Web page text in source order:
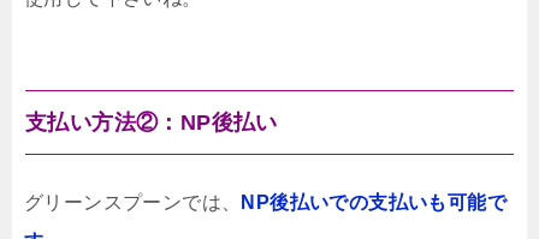
支払い方法②：NP後払い
グリーンスプーンでは、
NP後払いでの支払いも可能で